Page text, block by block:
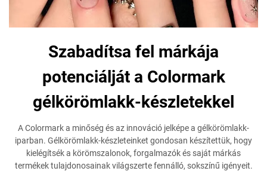
Szabadítsa fel márkája
potenciálját a Colormark
gélkörömlakk-készletekkel
A Colormark a minőség és az innováció jelképe a gélkörömlakk-
iparban. Gélkörömlakk-készleteinket gondosan készítettük, hogy
kielégítsék a körömszalonok, forgalmazók és saját márkás
termékek tulajdonosainak világszerte fennálló, sokszínű igényeit.